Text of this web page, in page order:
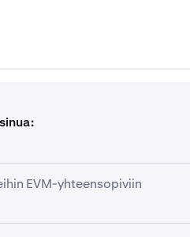
EVM-yhteensopiviin